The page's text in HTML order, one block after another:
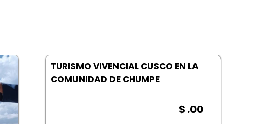
TURISMO VIVENCIAL CUSCO EN LA
COMUNIDAD DE CHUMPE
$ .00